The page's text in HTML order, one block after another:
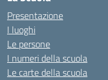
Presentazione
I luoghi
Le persone
I numeri della scuola
Le carte della scuola